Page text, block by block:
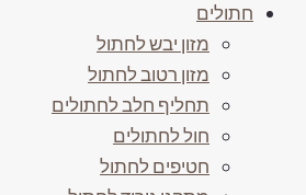
חתולים
מזון יבש לחתול
מזון רטוב לחתול
תחליף חלב לחתולים
חול לחתולים
חטיפים לחתול